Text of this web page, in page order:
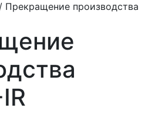
/ Прекращение производства